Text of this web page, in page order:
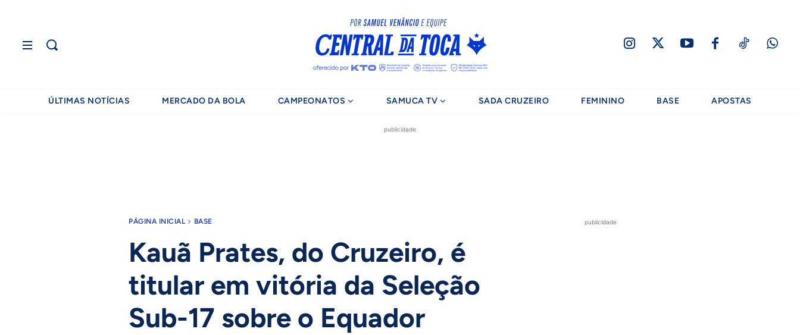
ÚLTIMAS NOTÍCIAS MERCADO DA BOLA CAMPEONATOS SAMUCA TV SADA CRUZEIRO FEMININO BASE APOSTAS
publicidade
PÁGINA INICIAL BASE
Kauã Prates, do Cruzeiro, é
titular em vitória da Seleção
Sub-17 sobre o Equador
publicidade